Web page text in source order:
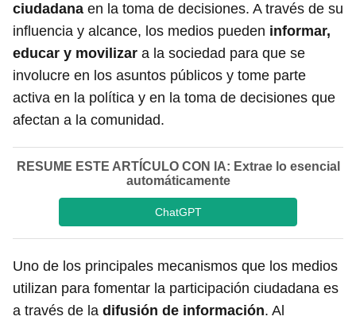
ciudadana en la toma de decisiones. A través de su
influencia y alcance, los medios pueden informar,
educar y movilizar a la sociedad para que se
involucre en los asuntos públicos y tome parte
activa en la política y en la toma de decisiones que
afectan a la comunidad.
RESUME ESTE ARTÍCULO CON IA: Extrae lo esencial
automáticamente
ChatGPT
Uno de los principales mecanismos que los medios
utilizan para fomentar la participación ciudadana es
a través de la difusión de información. Al